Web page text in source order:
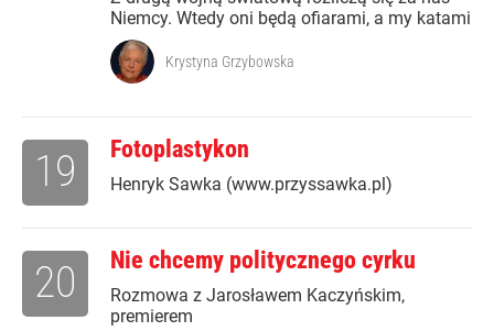
Niemcy. Wtedy oni będą ofiarami, a my katami
Krystyna Grzybowska
Fotoplastykon
Henryk Sawka (www.przyssawka.pl)
19
Nie chcemy politycznego cyrku
Rozmowa z Jarosławem Kaczyńskim,
premierem
20